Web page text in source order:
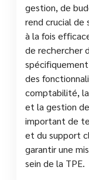
gestion, de
rend crucial de
à la fois
de rechercher
des
comptabilité,
et la gestion
important de
et du support
garantir une
sein de la TPE.